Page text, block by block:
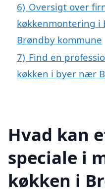
6) Oversigt over
køkkenmontering i
Brøndby kommune
7) Find en
køkken i byer nær
Hvad kan
speciale i
køkken i